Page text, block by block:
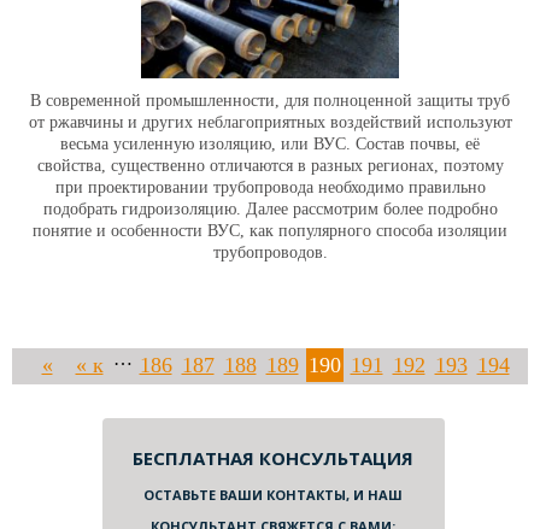
В современной промышленности, для полноценной защиты труб
от ржавчины и других неблагоприятных воздействий используют
весьма усиленную изоляцию, или ВУС. Состав почвы, её
свойства, существенно отличаются в разных регионах, поэтому
при проектировании трубопровода необходимо правильно
подобрать гидроизоляцию. Далее рассмотрим более подробно
понятие и особенности ВУС, как популярного способа изоляции
трубопроводов.
«
« к … 186 187 188 189 190 191 192 193 194
200 210 220 230 240 250 260 270
330 340 350 360 370 380
БЕСПЛАТНАЯ КОНСУЛЬТАЦИЯ
ОСТАВЬТЕ ВАШИ КОНТАКТЫ, И НАШ